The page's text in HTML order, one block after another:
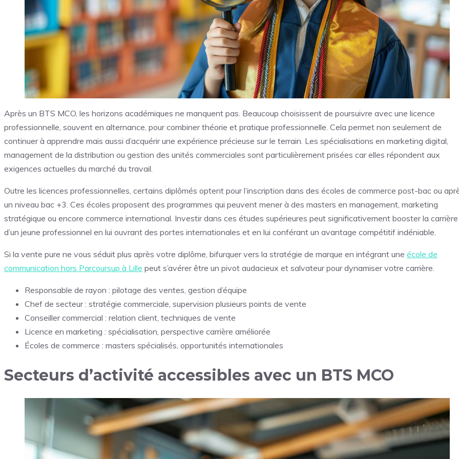
Après un BTS MCO, les horizons académiques ne manquent pas. Beaucoup choisissent de poursuivre avec une licence
professionnelle, souvent en alternance, pour combiner théorie et pratique professionnelle. Cela permet non seulement de
continuer à apprendre mais aussi d’acquérir une expérience précieuse sur le terrain. Les spécialisations en marketing digital,
management de la distribution ou gestion des unités commerciales sont particulièrement prisées car elles répondent aux
exigences actuelles du marché du travail.
Outre les licences professionnelles, certains diplômés optent pour l’inscription dans des écoles de commerce post-bac ou
un niveau bac +3. Ces écoles proposent des programmes qui peuvent mener à des masters en management, marketing
stratégique ou encore commerce international. Investir dans ces études supérieures peut significativement booster la carrière
d’un jeune professionnel en lui ouvrant des portes internationales et en lui conférant un avantage compétitif indéniable.
Si la vente pure ne vous séduit plus après votre diplôme, bifurquer vers la stratégie de marque en intégrant une école de
communication hors Parcoursup à Lille peut s’avérer être un pivot audacieux et salvateur pour dynamiser votre carrière.
Responsable de rayon : pilotage des ventes, gestion d’équipe
Chef de secteur : stratégie commerciale, supervision plusieurs points de vente
Conseiller commercial : relation client, techniques de vente
Licence en marketing : spécialisation, perspective carrière améliorée
Écoles de commerce : masters spécialisés, opportunités internationales
Secteurs d’activité accessibles avec un BTS MCO